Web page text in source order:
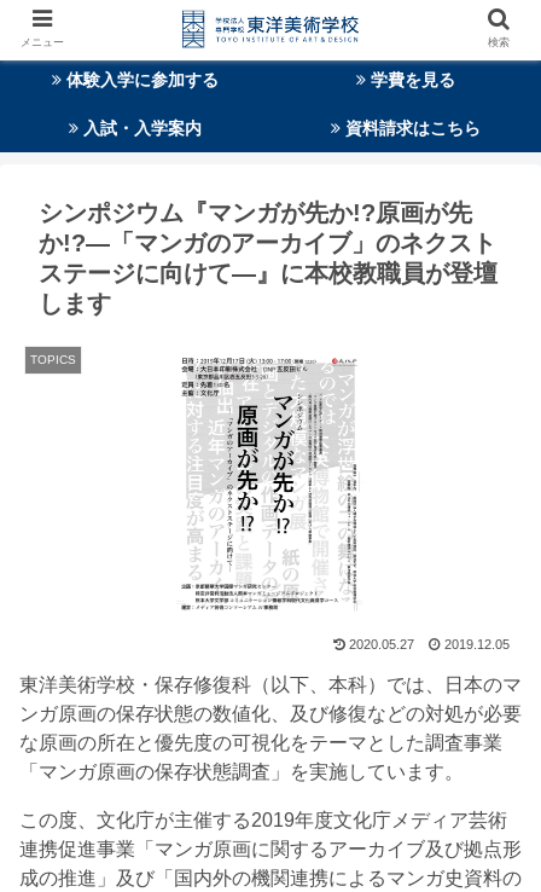
体験入学に参加する 学費を見る
入試・入学案内 資料請求はこちら
シンポジウム『マンガが先か!?原画が先
か!?―「マンガのアーカイブ」のネクスト
ステージに向けて―』に本校教職員が登壇
します
TOPICS
2020.05.27 2019.12.05
東洋美術学校・保存修復科（以下、本科）では、日本のマ
ンガ原画の保存状態の数値化、及び修復などの対処が必要
な原画の所在と優先度の可視化をテーマとした調査事業
「マンガ原画の保存状態調査」を実施しています。
この度、文化庁が主催する2019年度文化庁メディア芸術
連携促進事業「マンガ原画に関するアーカイブ及び拠点形
成の推進」及び「国内外の機関連携によるマンガ史資料の
メニュー 検索